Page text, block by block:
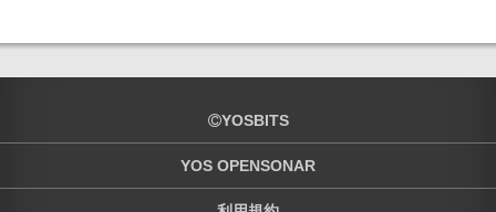
YOSBITS
YOS OPENSONAR